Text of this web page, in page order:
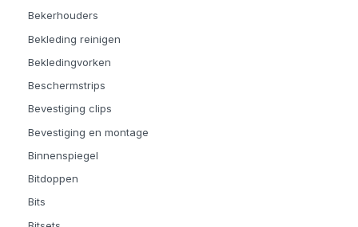
Bekerhouders
Bekleding reinigen
Bekledingvorken
Beschermstrips
Bevestiging clips
Bevestiging en montage
Binnenspiegel
Bitdoppen
Bits